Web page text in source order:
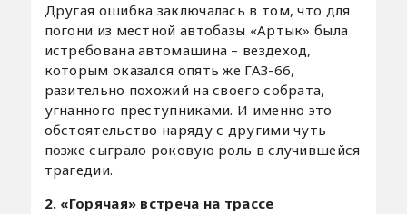
Другая ошибка заключалась в том, что для
погони из местной автобазы «Артык» была
истребована автомашина – вездеход,
которым оказался опять же ГАЗ-66,
разительно похожий на своего собрата,
угнанного преступниками. И именно это
обстоятельство наряду с другими чуть
позже сыграло роковую роль в случившейся
трагедии.
2. «Горячая» встреча на трассе